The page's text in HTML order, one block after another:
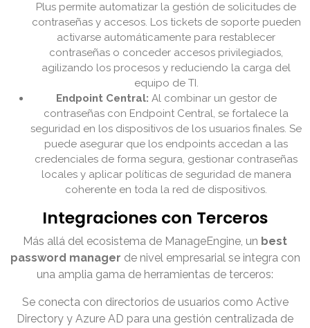
Plus permite automatizar la gestión de solicitudes de
contraseñas y accesos. Los tickets de soporte pueden
activarse automáticamente para restablecer
contraseñas o conceder accesos privilegiados,
agilizando los procesos y reduciendo la carga del
equipo de TI.
Endpoint Central: Al combinar un gestor de
contraseñas con Endpoint Central, se fortalece la
seguridad en los dispositivos de los usuarios finales. Se
puede asegurar que los endpoints accedan a las
credenciales de forma segura, gestionar contraseñas
locales y aplicar políticas de seguridad de manera
coherente en toda la red de dispositivos.
Integraciones con Terceros
Más allá del ecosistema de ManageEngine, un best
password manager de nivel empresarial se integra con
una amplia gama de herramientas de terceros:
Se conecta con directorios de usuarios como Active
Directory y Azure AD para una gestión centralizada de